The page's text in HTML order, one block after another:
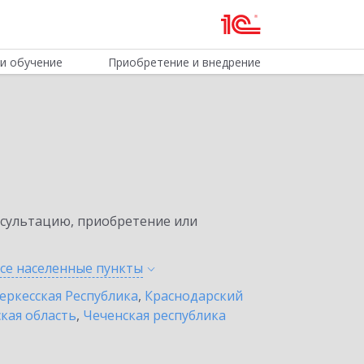
обучение Приобретение и внедрение
приобретение или
населенные пункты
Республика, Краснодарский
область, Чеченская республика